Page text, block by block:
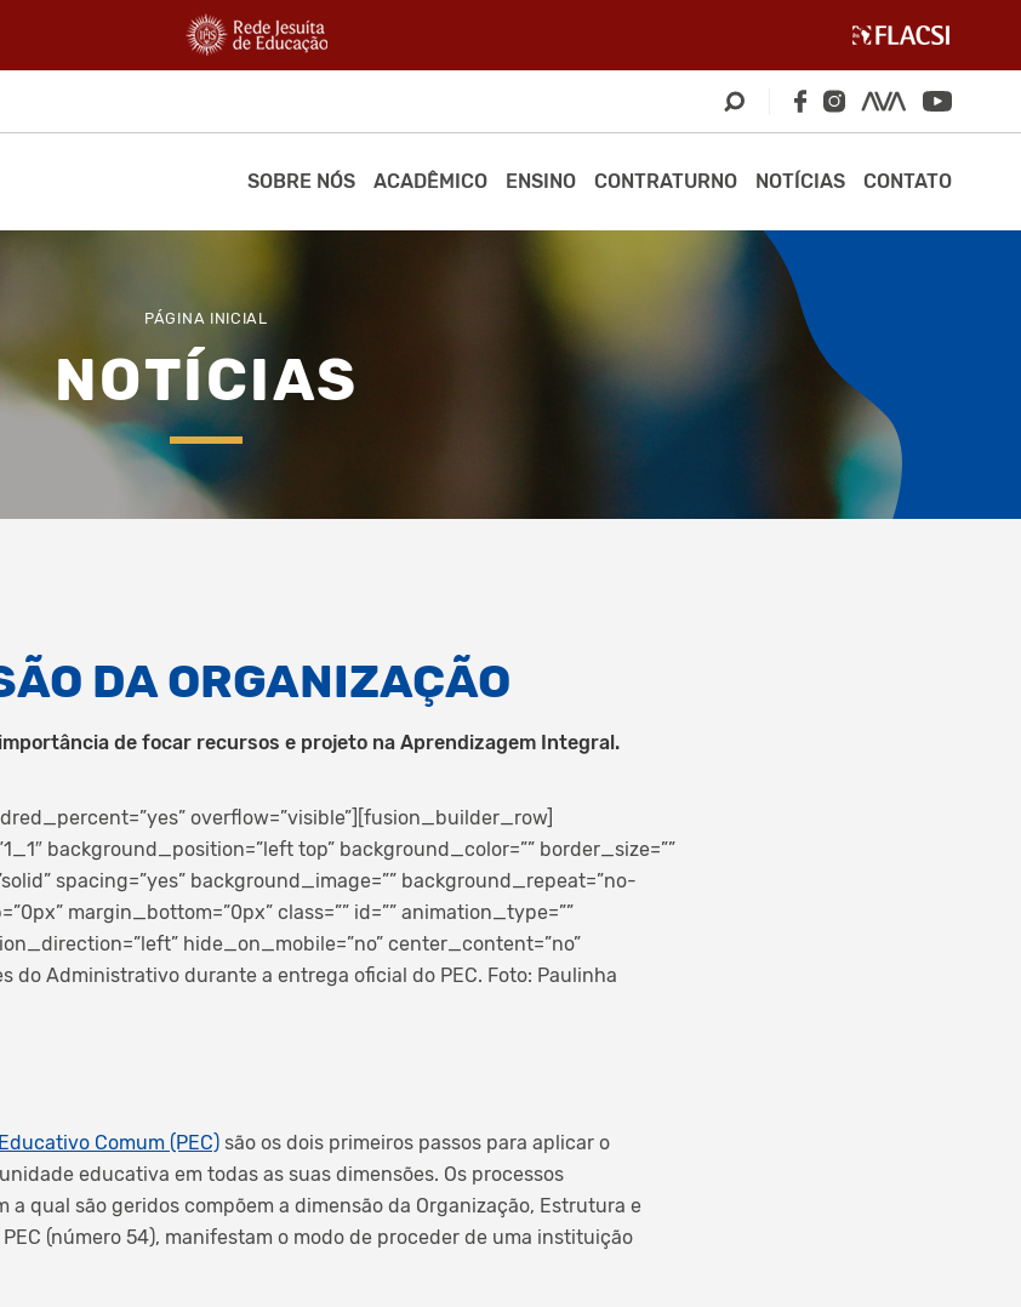
SOBRE NÓS ACADÊMICO ENSINO CONTRATURNO NOTÍCIAS CONTATO
PÁGINA INICIAL
NOTÍCIAS
DA ORGANIZAÇÃO
de focar recursos e projeto na Aprendizagem Integral.
overflow=”visible”][fusion_builder_row]
background_position=”left top” background_color=”” border_size=””
spacing=”yes” background_image=”” background_repeat=”no-
margin_bottom=”0px” class=”” id=”” animation_type=””
hide_on_mobile=”no” center_content=”no”
do Administrativo durante a entrega oficial do PEC. Foto: Paulinha
Comum (PEC) são os dois primeiros passos para aplicar o
educativa em todas as suas dimensões. Os processos
a qual são geridos compõem a dimensão da Organização, Estrutura e
(número 54), manifestam o modo de proceder de uma instituição